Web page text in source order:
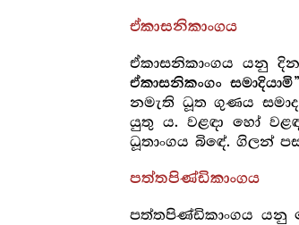
ඒකාසනිකාංගය
ඒකාසනිකාංගය යනු
ඒකාසනිකංගං සමාදියාමි”
නමැති ධූත ගුණය
යුතු ය. වළඳා හෝ
ධූතාංගය බිඳේ. ගිලන්
පත්තපිණ්ඩිකාංගය
පත්තපිණ්ඩිකාංගය යනු